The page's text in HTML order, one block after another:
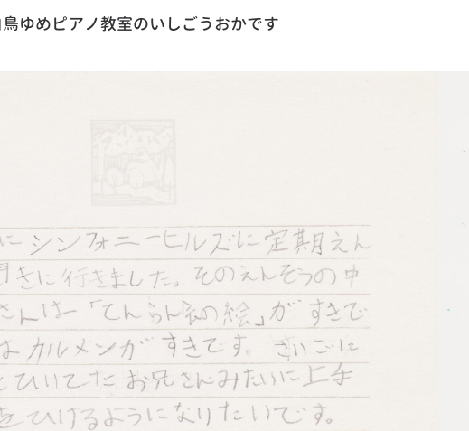
ゆめピアノ教室のいしごうおかです